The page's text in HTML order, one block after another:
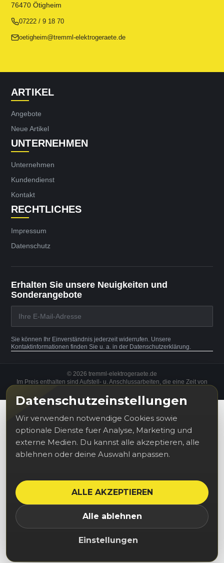
Datenschutzeinstellungen
Wir verwenden notwendige Cookies sowie
optionale Dienste fuer Analyse, Marketing und
externe Medien. Du kannst alle akzeptieren, alle
ablehnen oder deine Auswahl anpassen.
ALLE AKZEPTIEREN
Alle ablehnen
Einstellungen
76470 Ötigheim
07222 / 9 18 70
oetigheim@tremml-elektrogeraete.de
ARTIKEL
Angebote
Neue Artikel
UNTERNEHMEN
Unternehmen
Kundendienst
Kontakt
RECHTLICHES
Impressum
Datenschutz
Erhalten Sie unsere Neuigkeiten und
Sonderangebote
Sie können Ihr Einverständnis jederzeit widerrufen. Unsere
Kontaktinformationen finden Sie u. a. in der Datenschutzerklärung.
© 2026 tremml-elektrogeraete.de
Im Preis enthalten sind Aufstell- u. Anschlussarbeiten, die eine Zeit von